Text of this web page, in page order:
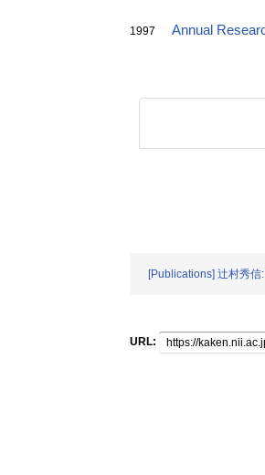
1997 Annual
[Publications] 辻村秀
URL: